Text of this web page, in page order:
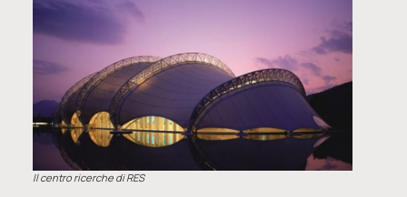
Il centro ricerche di RES